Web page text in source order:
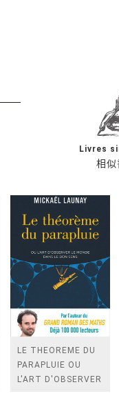
相似
Livres
LE THEOREME DU
PARAPLUIE OU
L'ART D'OBSERVER